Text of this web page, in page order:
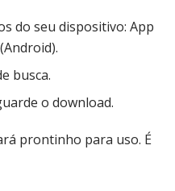
do seu dispositivo: App
busca.
o download.
prontinho para uso. É